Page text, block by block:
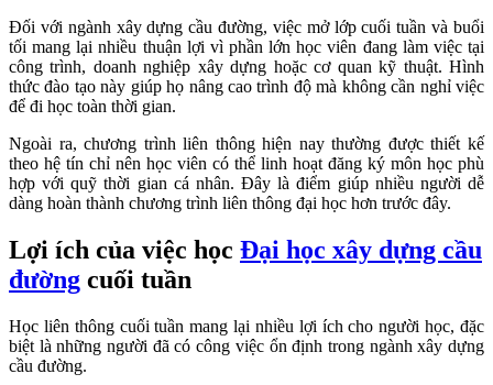
Đối với ngành xây dựng cầu đường, việc mở lớp cuối tuần và buổi
tối mang lại nhiều thuận lợi vì phần lớn học viên đang làm việc tại
công trình, doanh nghiệp xây dựng hoặc cơ quan kỹ thuật. Hình
thức đào tạo này giúp họ nâng cao trình độ mà không cần nghỉ việc
để đi học toàn thời gian.
Ngoài ra, chương trình liên thông hiện nay thường được thiết kế
theo hệ tín chỉ nên học viên có thể linh hoạt đăng ký môn học phù
hợp với quỹ thời gian cá nhân. Đây là điểm giúp nhiều người dễ
dàng hoàn thành chương trình liên thông đại học hơn trước đây.
Lợi ích của việc học Đại học xây dựng cầu
đường cuối tuần
Học liên thông cuối tuần mang lại nhiều lợi ích cho người học, đặc
biệt là những người đã có công việc ổn định trong ngành xây dựng
cầu đường.